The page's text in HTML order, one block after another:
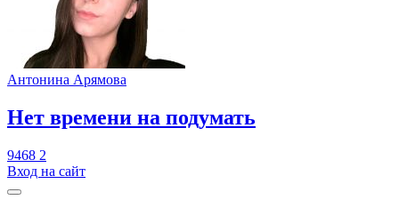
Антонина Арямова
​Нет времени на подумать
9468 2
Вход на сайт